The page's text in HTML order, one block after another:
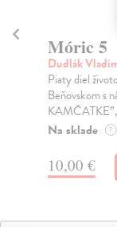
Móric 5
Dudlák
Piaty diel
Beňovskom s
Na sklade ?
10,00 €